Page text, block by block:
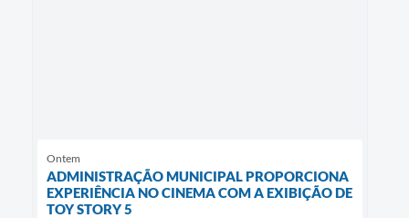
Ontem
ADMINISTRAÇÃO MUNICIPAL PROPORCIONA
EXPERIÊNCIA NO CINEMA COM A EXIBIÇÃO DE
TOY STORY 5